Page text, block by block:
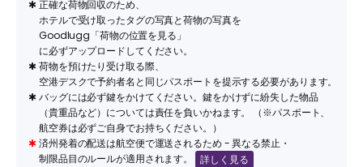
✱ 正確な荷物回収のため、
ホテルで受け取ったタグの写真と荷物の写真を
Goodlugg「荷物の位置を見る」
に必ずアップロードしてください。
✱ 荷物を預けたり受け取る際、
空港デスクで予約者名と同じパスポートを提示する必要があります。
✱ バッグには必ず鍵をかけてください。鍵をかけずに紛失した物品
（貴重品など）については責任を負いかねます。 （※パスポート、
航空券は必ずご自身でお持ちください。）
✱ 済州発着の配送は航空便で運送されるため - 異なる禁止・
制限品目のルールが適用されます。
詳しく見る